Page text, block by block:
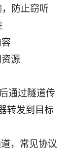
防止窃听
源
通过隧道传
转发到目标
，常见协议